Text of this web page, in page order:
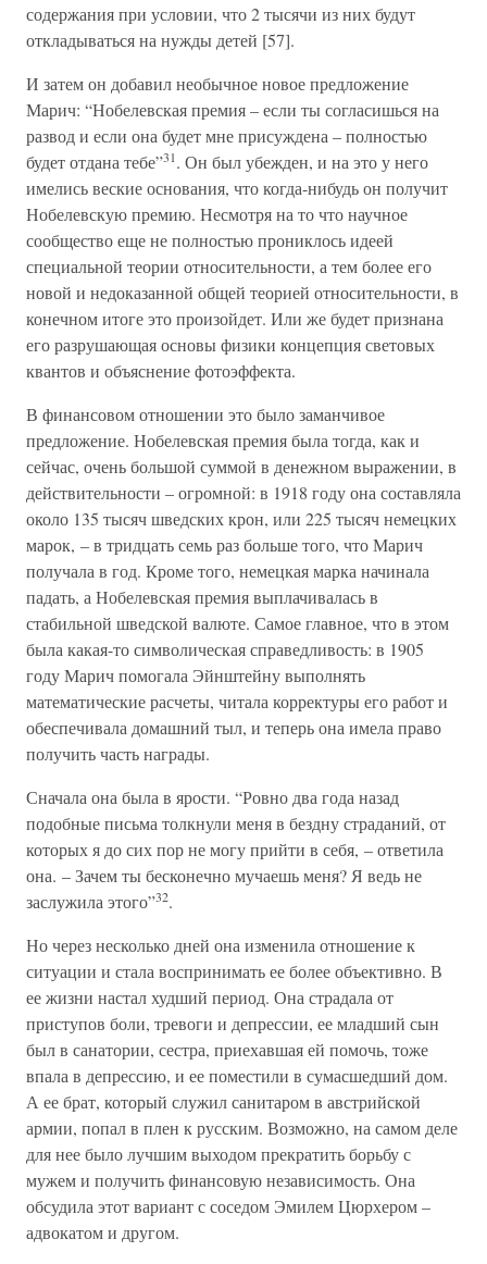
содержания при условии, что 2 тысячи из них будут
откладываться на нужды детей [57].
И затем он добавил необычное новое предложение
Марич: “Нобелевская премия – если ты согласишься на
развод и если она будет мне присуждена – полностью
будет отдана тебе”31. Он был убежден, и на это у него
имелись веские основания, что когда-нибудь он получит
Нобелевскую премию. Несмотря на то что научное
сообщество еще не полностью прониклось идеей
специальной теории относительности, а тем более его
новой и недоказанной общей теорией относительности, в
конечном итоге это произойдет. Или же будет признана
его разрушающая основы физики концепция световых
квантов и объяснение фотоэффекта.
В финансовом отношении это было заманчивое
предложение. Нобелевская премия была тогда, как и
сейчас, очень большой суммой в денежном выражении, в
действительности – огромной: в 1918 году она составляла
около 135 тысяч шведских крон, или 225 тысяч немецких
марок, – в тридцать семь раз больше того, что Марич
получала в год. Кроме того, немецкая марка начинала
падать, а Нобелевская премия выплачивалась в
стабильной шведской валюте. Самое главное, что в этом
была какая-то символическая справедливость: в 1905
году Марич помогала Эйнштейну выполнять
математические расчеты, читала корректуры его работ и
обеспечивала домашний тыл, и теперь она имела право
получить часть награды.
Сначала она была в ярости. “Ровно два года назад
подобные письма толкнули меня в бездну страданий, от
которых я до сих пор не могу прийти в себя, – ответила
она. – Зачем ты бесконечно мучаешь меня? Я ведь не
заслужила этого”32.
Но через несколько дней она изменила отношение к
ситуации и стала воспринимать ее более объективно. В
ее жизни настал худший период. Она страдала от
приступов боли, тревоги и депрессии, ее младший сын
был в санатории, сестра, приехавшая ей помочь, тоже
впала в депрессию, и ее поместили в сумасшедший дом.
А ее брат, который служил санитаром в австрийской
армии, попал в плен к русским. Возможно, на самом деле
для нее было лучшим выходом прекратить борьбу с
мужем и получить финансовую независимость. Она
обсудила этот вариант с соседом Эмилем Цюрхером –
адвокатом и другом.